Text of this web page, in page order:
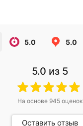
5.0 5.0
5.0 из 5
На основе 945оценок
Оставить отзыв